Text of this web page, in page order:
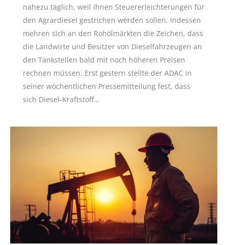
nahezu täglich, weil ihnen Steuererleichterungen für
den Agrardiesel gestrichen werden sollen. Indessen
mehren sich an den Rohölmärkten die Zeichen, dass
die Landwirte und Besitzer von Dieselfahrzeugen an
den Tankstellen bald mit noch höheren Preisen
rechnen müssen. Erst gestern stellte der ADAC in
seiner wöchentlichen Pressemitteilung fest, dass
sich Diesel-Kraftstoff…